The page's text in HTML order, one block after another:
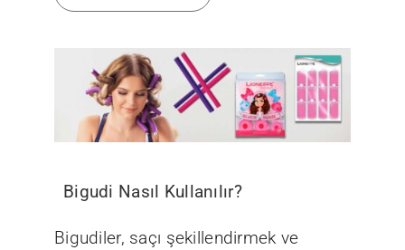
Bigudi Nasıl Kullanılır?
Bigudiler, saçı şekillendirmek ve